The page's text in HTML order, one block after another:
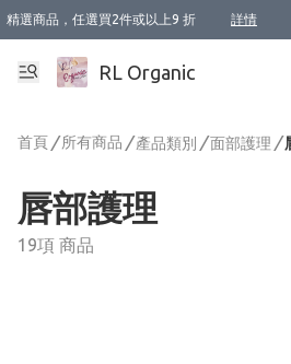
精選商品，任選買2件或以上9 折 詳情
XI周年優惠【新品自由選2件88折/3件85折】
XI周年優惠【Chakra 脈輪平衡自由選2件9折/3
Florame 肌底自由選 2支9折 3支85折
XI周年優惠【蟲蟲退散 · 防衛結界﹞系列2件9折】
Sunki 任選2件95折
BIOFFICINA TOSCANA 任選2支9折 3支85折
Lamav 任選1件9折 2件85折
Mukti Organics 指定產品任選1件9折, 2件88折 3
Intelligent Nutrients Skincare 任選2件9折
deodorant 任選2件88折
化妝品 任選2件95折
XI周年優惠【身心靈單品 任選2件9折/3件85折/5
XI周年優惠 【精油/香水 任選2件9折/3件85折/5
XI周年優惠【「關節到肌膚」全效養護 BODY
XI周年優惠【夏日有機物理防曬套裝2件88折】
XI周年優惠【夏日潔面隨意選2件88折/3件85折】
XI周年優惠【逆齡奇蹟抗氧 11 自由選2件88折/3
新會員首次購物即享全單 95 折優惠！
成為VIP / VVIP 可享有生日月現金扣減獎賞優惠
選用順豐速運，滿$500 免運費
本地速遞 京東 送住宅/ 工商地址 $400 免運費
澳門訂單選用順豐速運，滿$800 免運費
RL Organic
首頁 / 所有商品 / 產品類別 /面部護理 /
唇部護理
19項 商品